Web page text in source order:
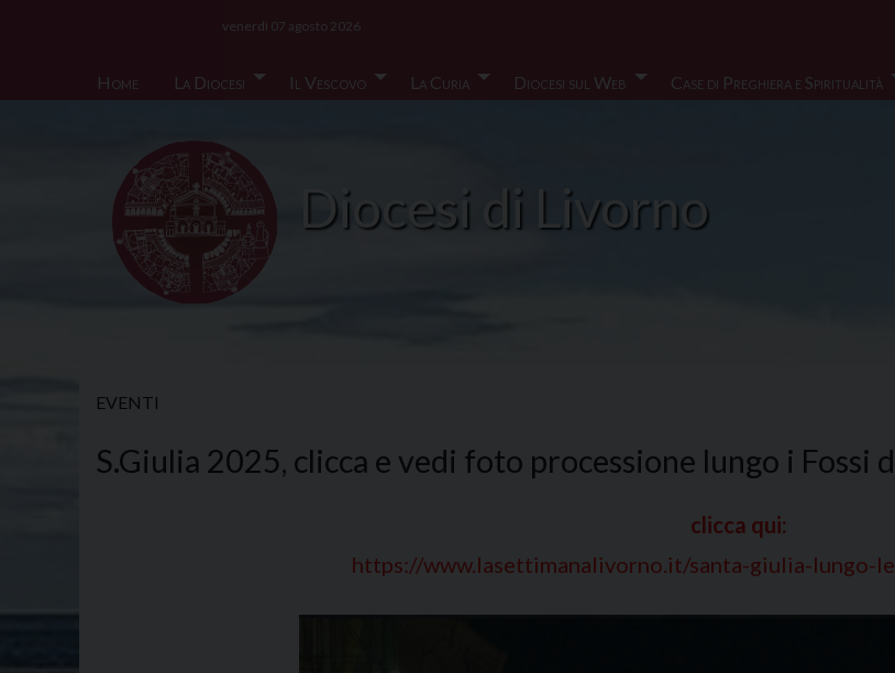
Home
La Diocesi Il Vescovo La Curia Diocesi sul Web Case di Preghiera e Spiritualità
venerdì 07 agosto 2026
Diocesi di Livorno
EVENTI
S.Giulia 2025, clicca e vedi foto processione lungo i Fossi
clicca qui:
https://www.lasettimanalivorno.it/santa-giulia-lungo-